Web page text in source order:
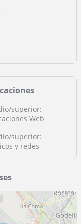
superior:
Web
superior:
y redes